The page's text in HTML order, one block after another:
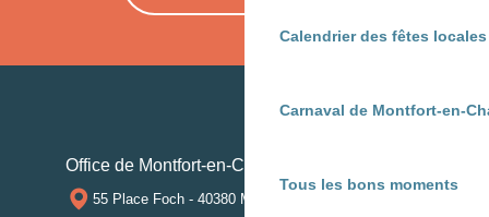
Calendrier des fêtes
Carnaval de Montfort-en-
Tous les bons moments
Office de Montfort-en-Chalosse
55 Place Foch - 40380 MONTFORT-EN-CHALOSSE